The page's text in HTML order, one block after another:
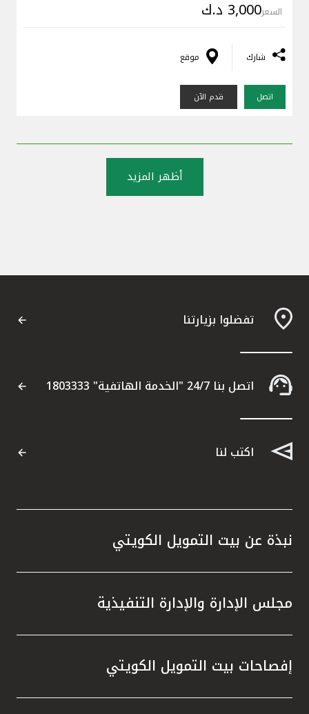
السعر3,000 د.ك
شارك موقع
اتصل قدم الآن
أظهر المزيد
تفضلوا بزيارتنا
اتصل بنا 24/7 "الخدمة الهاتفية" 1803333
اكتب لنا
نبذة عن بيت التمويل الكويتي
مجلس الإدارة والإدارة التنفيذية
إفصاحات بيت التمويل الكويتي